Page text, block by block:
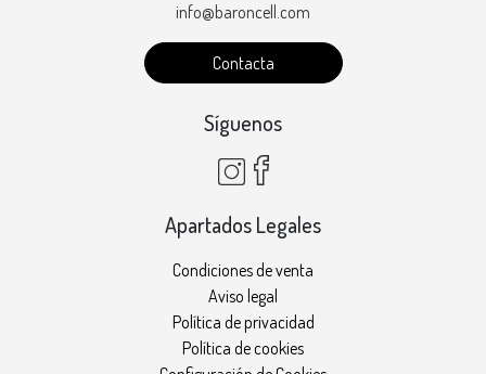
info@baroncell.com
Contacta
Síguenos
Apartados Legales
Condiciones de venta
Aviso legal
Política de privacidad
Política de cookies